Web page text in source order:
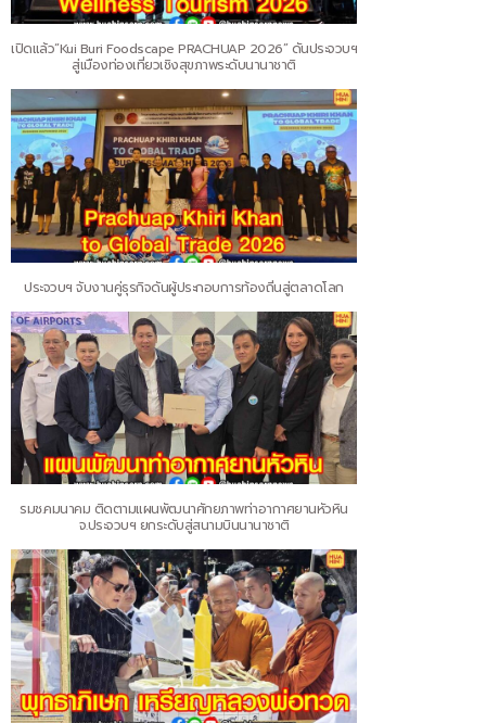
เปิดแล้ว“Kui Buri Foodscape PRACHUAP 2026” ดันประจวบฯ
สู่เมืองท่องเที่ยวเชิงสุขภาพระดับนานาชาติ
ประจวบฯ จับงานคู่ธุรกิจดันผู้ประกอบการท้องถิ่นสู่ตลาดโลก
รมช.คมนาคม ติดตามแผนพัฒนาศักยภาพท่าอากาศยานหัวหิน
จ.ประจวบฯ ยกระดับสู่สนามบินนานาชาติ